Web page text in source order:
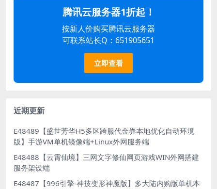
腾讯云服务器1折起！
按新人价购买腾讯云服务器
可联系站长Q：651905651
立即查看
近期更新
E48489【盛世芳华H5多区跨服代金券本地优化自动环境
版】手游VM单机镜像端+Linux外网服务端
E48488【云霄仙境】三网文字修仙网页游戏WIN外网搭建
服务架设端
E48487【996引擎-神技变形神魔版】多大陆内购版单机本